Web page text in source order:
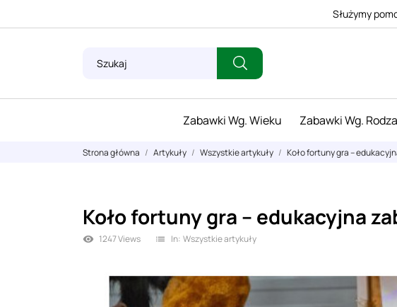
Służymy
Zabawki Wg. Wieku Zabawki Wg.
Strona główna Artykuły Wszystkie artykuły Koło fortuny gra –
Koło fortuny gra – edukacyjna
visibility 1247 Views list In: Wszystkie artykuły